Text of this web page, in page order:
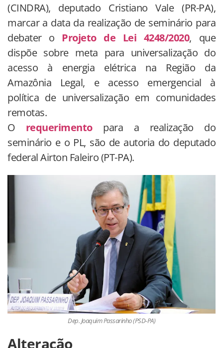
(CINDRA), deputado Cristiano Vale (PR-PA),
marcar a data da realização de seminário para
debater o Projeto de Lei 4248/2020, que
dispõe sobre meta para universalização do
acesso à energia elétrica na Região da
Amazônia Legal, e acesso emergencial à
política de universalização em comunidades
remotas.
O requerimentopara a realização do
seminário e o PL, são de autoria do deputado
federal Airton Faleiro (PT-PA).
Dep. Joaquim Passarinho (PSD-PA)
Alteração